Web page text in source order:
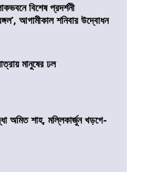
বিশেষ প্রদর্শনী
আগামীকাল শনিবার উদ্বোধন
মানুষের ঢল
অমিত শাহ, মল্লিকার্জুন খড়গে-